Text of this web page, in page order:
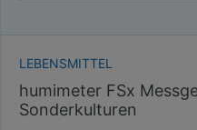
LEBENSMITTEL
humimeter FSx
Sonderkulturen